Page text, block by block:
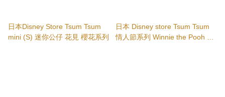
日本Disney Store Tsum Tsum
mini (S) 迷你公仔 花見 櫻花系列
日本 Disney store Tsum Tsum
情人節系列 Winnie the Pooh &